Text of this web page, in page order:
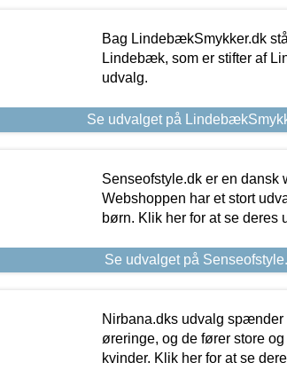
Bag LindebækSmykker.dk
Lindebæk, som er stifter af
udvalg.
Se udvalget på
Senseofstyle.dk er en dansk
Webshoppen har et stort
børn. Klik her for at se deres
Se udvalget på
Nirbana.dks udvalg
øreringe, og de fører store
kvinder. Klik her for at se